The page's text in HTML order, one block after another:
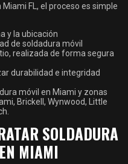
FL, el proceso es simple
y la ubicación
de soldadura móvil
realizada de forma segura
durabilidad e integridad
móvil en Miami y zonas
Brickell, Wynwood, Little
SOLDADURA
MIAMI